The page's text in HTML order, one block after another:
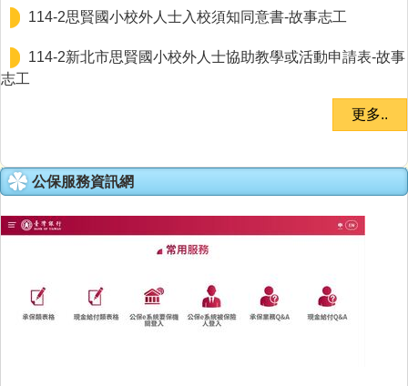
114-2思賢國小校外人士入校須知同意書-故事志工
114-2新北市思賢國小校外人士協助教學或活動申請表-故事
志工
更多..
公保服務資訊網